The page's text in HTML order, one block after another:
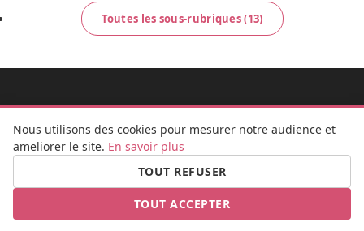
Toutes les sous-rubriques (13)
FB IG
© 2026 Mademoiselle Bulle
Nous utilisons des cookies pour mesurer notre audience et
ameliorer le site. En savoir plus
TOUT REFUSER
TOUT ACCEPTER